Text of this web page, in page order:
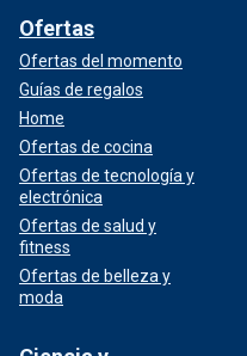
Ofertas
Ofertas del momento
Guías de regalos
Home
Ofertas de cocina
Ofertas de tecnología y
electrónica
Ofertas de salud y
fitness
Ofertas de belleza y
moda